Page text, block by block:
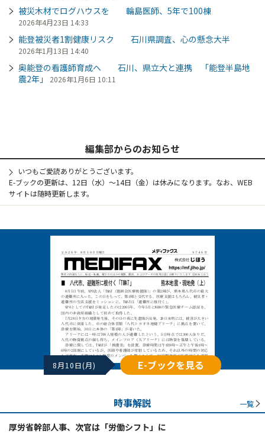
被災木材でログハウスを 輪島医師、5年で100棟
2026年4月23日 14:33
能登被災者1割健康リスク 石川県調査、心の懸念大半
2026年1月13日 14:40
奥能登の看護師育成へ 石川、県立大と連携 「能登半島地
震2年」
2026年1月6日 10:11
編集部からのお知らせ
いつもご愛読ありがとうございます。
E-ブックの更新は、12日（水）～14日（金）は休みになります。なお、WEB
サイトは随時更新します。
8月10日(月) E-ブックを見る
時事解説 一覧
厚労省幹部人事、次官は「労働シフト」に